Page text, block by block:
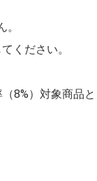
hospita and
ください。
8%）対象商品と